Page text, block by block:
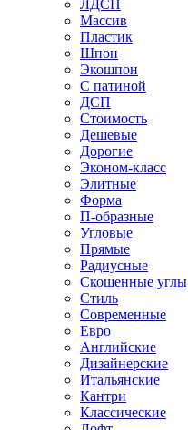
ЛДСП
Массив
Пластик
Шпон
Экошпон
С патиной
ДСП
Стоимость
Дешевые
Дорогие
Эконом-класс
Элитные
Форма
П-образные
Угловые
Прямые
Радиусные
Скошенные углы
Стиль
Современные
Евро
Английские
Дизайнерские
Итальянские
Кантри
Классические